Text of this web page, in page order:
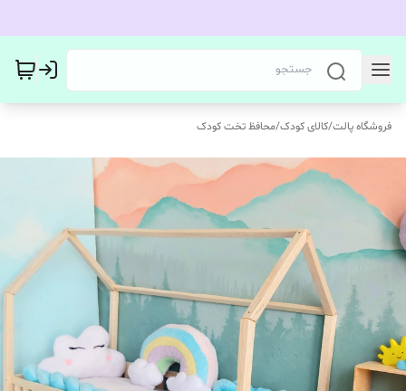
فروشگاه پالت/کالای کودک/محافظ تخت کودک